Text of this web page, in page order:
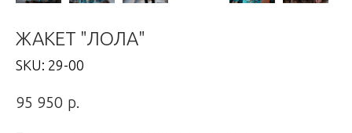
ЖАКЕТ "ЛОЛА"
SKU: 29-00
95 950 р.